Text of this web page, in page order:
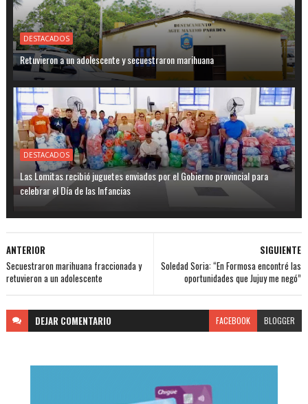
DESTACADOS
Retuvieron a un adolescente y secuestraron marihuana
DESTACADOS
Las Lomitas recibió juguetes enviados por el Gobierno provincial para
celebrar el Día de las Infancias
SIGUIENTE
Soledad Soria: “En Formosa encontré las
oportunidades que Jujuy me negó”
ANTERIOR
Secuestraron marihuana fraccionada y
retuvieron a un adolescente
DEJAR COMENTARIO FACEBOOK BLOGGER